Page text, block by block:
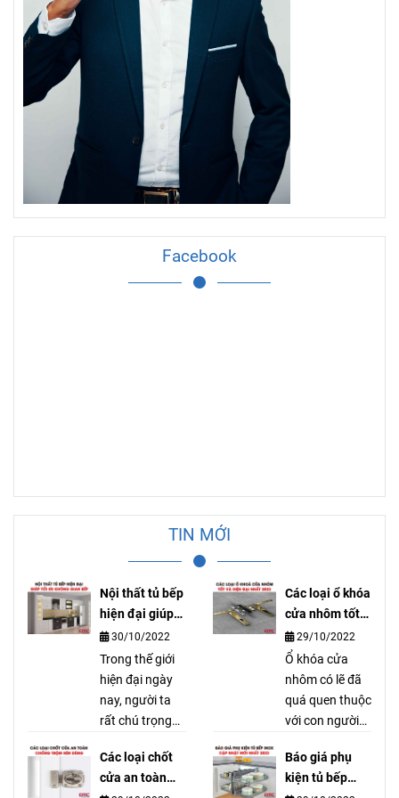
Facebook
TIN MỚI
Nội thất tủ bếp
hiện đại giúp
tối ưu không
gian bếp
30/10/2022
Trong thế giới
hiện đại ngày
nay, người ta
rất chú trọng
kế một không
gian bếp sao
Các loại ổ khóa
cửa nhôm tốt
và hiện đại
nhất
29/10/2022
Ổ khóa cửa
nhôm có lẽ đã
quá quen thuộc
với con người
nay vì những
công dụng mà
Các loại chốt
cửa an toàn
Báo giá phụ
kiện tủ bếp